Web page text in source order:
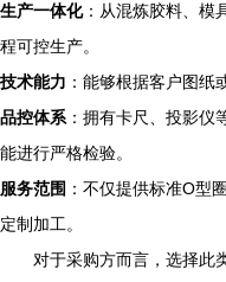
生产一体化：从混炼胶料、模
程可控生产。
技术能力 ：能够根据客户图纸
品控体系 ：拥有卡尺、投影
能进行严格检验。
服务范围 ：不仅提供标准O型
定制加工。
对于采购方而言，选择此